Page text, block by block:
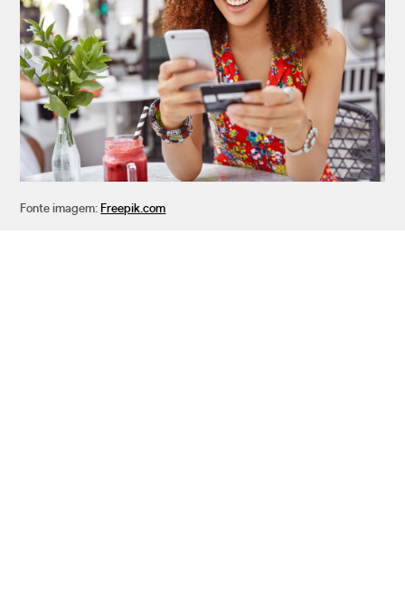
Fonte imagem: Freepik.com